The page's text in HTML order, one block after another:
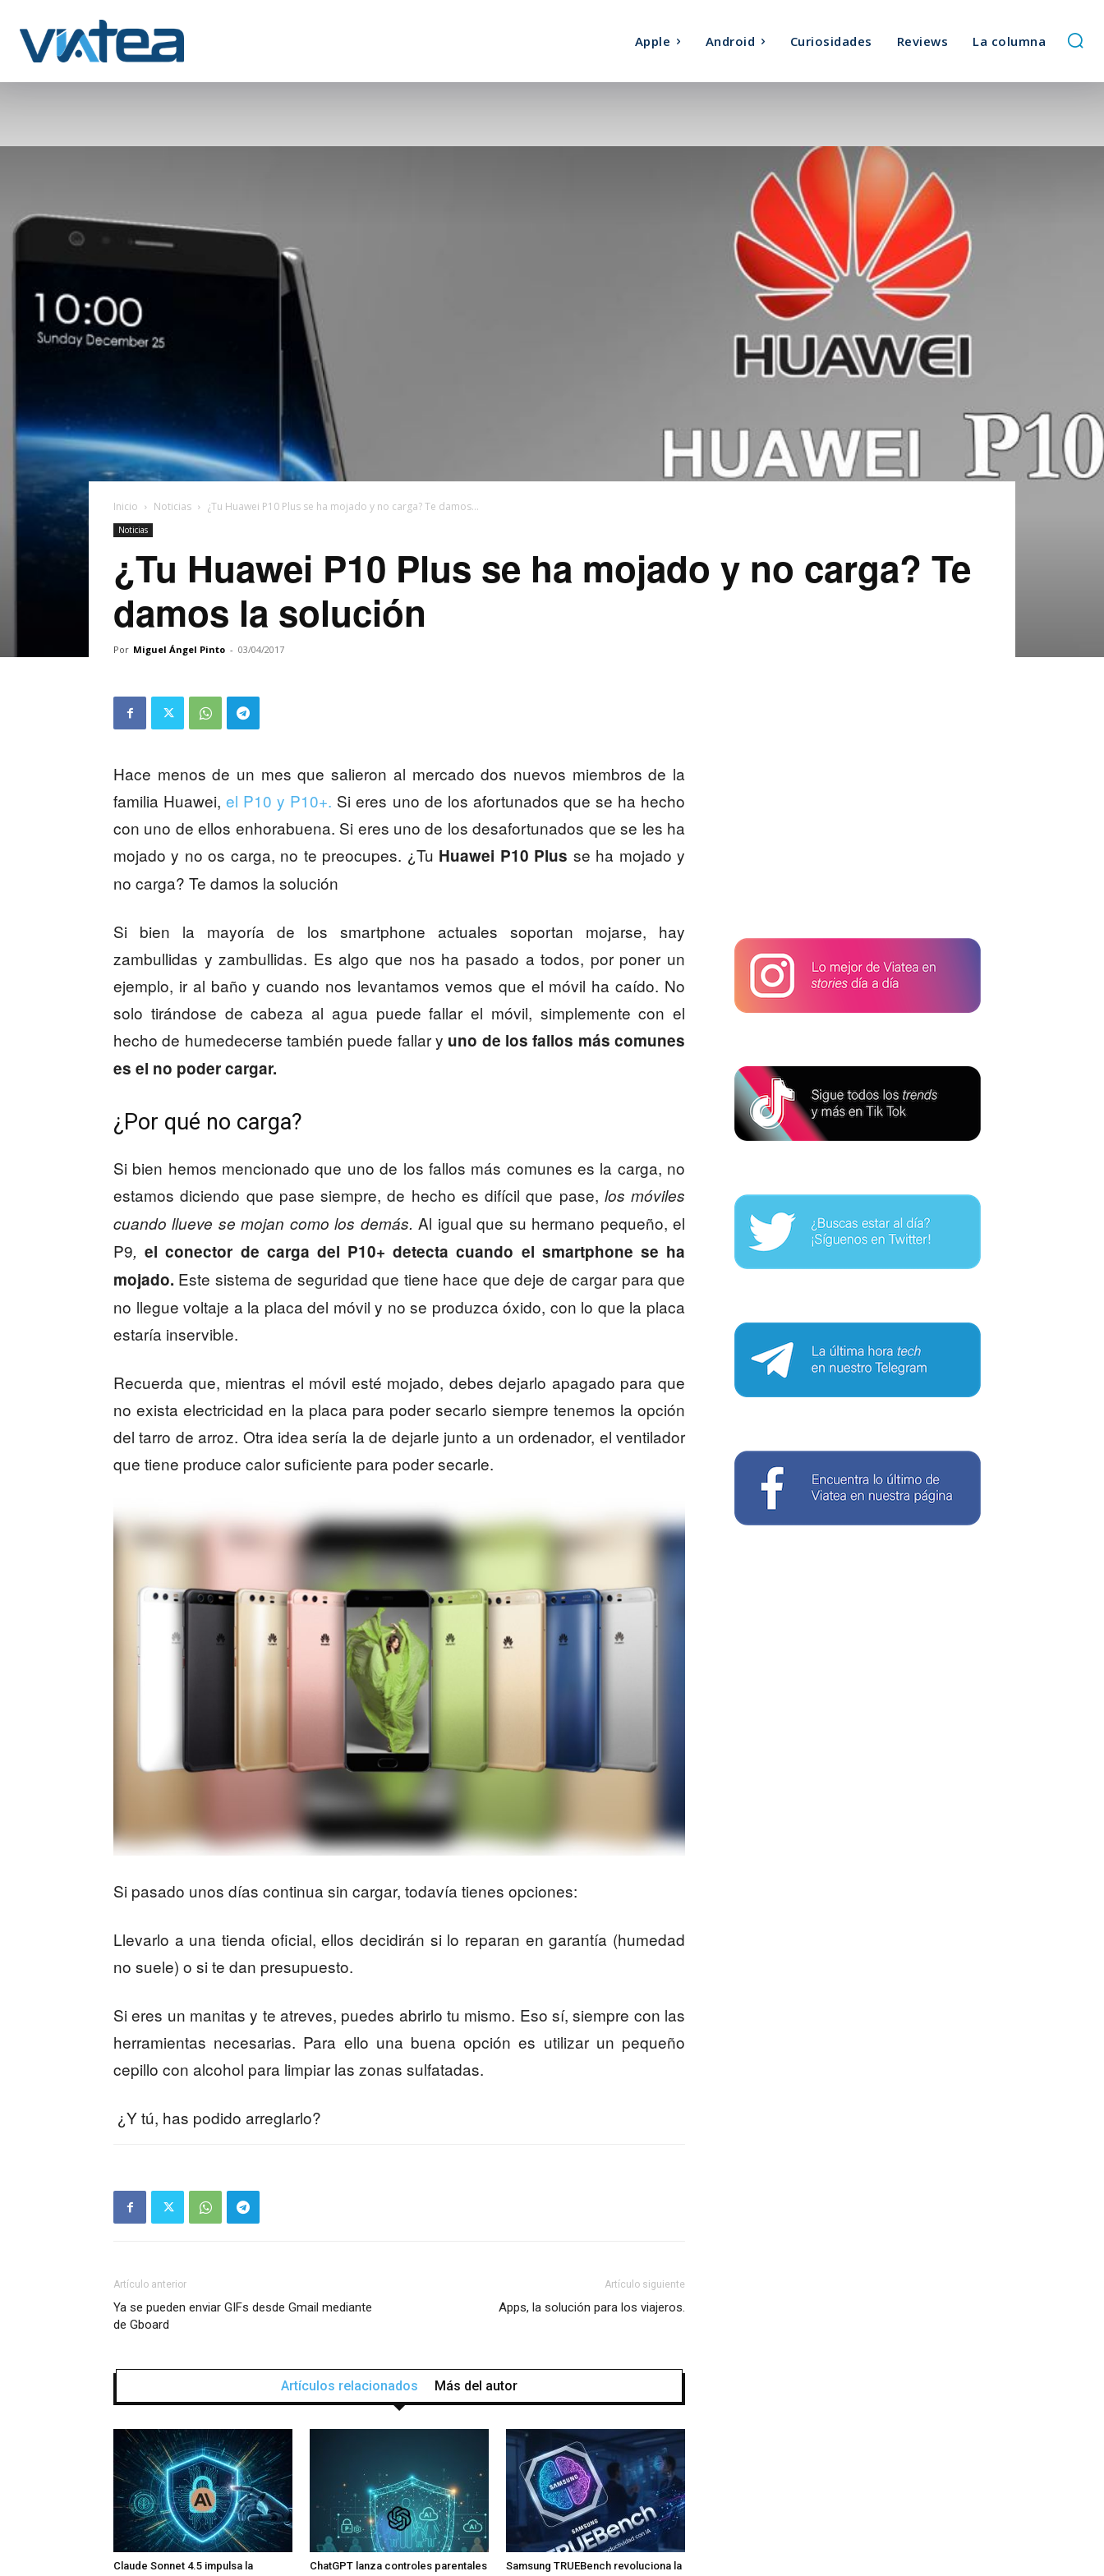
Apple Android Curiosidades Reviews La columna
Inicio Noticias ¿Tu Huawei P10 Plus se ha mojado y no carga? Te damos...
Noticias
¿Tu Huawei P10 Plus se ha mojado y no carga? Te
damos la solución
Por Miguel Ángel Pinto - 03/04/2017
Hace menos de un mes que salieron al mercado dos nuevos miembros de la
familia Huawei,el P10 y P10+. Si eres uno de los afortunados que se ha hecho
con uno de ellos enhorabuena. Si eres uno de los desafortunados que se les ha
mojado y no os carga, no te preocupes. ¿Tu Huawei P10 Plus se ha mojado y
no carga? Te damos la solución
Si bien la mayoría de los smartphone actuales soportan mojarse, hay
zambullidas y zambullidas. Es algo que nos ha pasado a todos, por poner un
ejemplo, ir al baño y cuando nos levantamos vemos que el móvil ha caído. No
solo tirándose de cabeza al agua puede fallar el móvil, simplemente con el
hecho de humedecerse también puede fallar y uno de los fallos más comunes
es el no poder cargar.
¿Por qué no carga?
Si bien hemos mencionado que uno de los fallos más comunes es la carga, no
estamos diciendo que pase siempre, de hecho es difícil que pase, los móviles
cuando llueve se mojan como los demás. Al igual que su hermano pequeño, el
P9,el conector de carga del P10+ detecta cuando el smartphone se ha
mojado. Este sistema de seguridad que tiene hace que deje de cargar para que
no llegue voltaje a la placa del móvil y no se produzca óxido, con lo que la placa
estaría inservible.
Recuerda que, mientras el móvil esté mojado, debes dejarlo apagado para que
no exista electricidad en la placa para poder secarlo siempre tenemos la opción
del tarro de arroz. Otra idea sería la de dejarle junto a un ordenador, el ventilador
que tiene produce calor suficiente para poder secarle.
Si pasado unos días continua sin cargar, todavía tienes opciones:
Llevarlo a una tienda oficial, ellos decidirán si lo reparan en garantía (humedad
no suele) o si te dan presupuesto.
Si eres un manitas y te atreves, puedes abrirlo tu mismo. Eso sí, siempre con las
herramientas necesarias. Para ello una buena opción es utilizar un pequeño
cepillo con alcohol para limpiar las zonas sulfatadas.
¿Y tú, has podido arreglarlo?
Artículo anterior
Ya se pueden enviar GIFs desde Gmail mediante
de Gboard
Artículo siguiente
Apps, la solución para los viajeros.
Artículos relacionados Más del autor
Claude Sonnet 4.5 impulsa la ChatGPT lanza controles parentales Samsung TRUEBench revoluciona la